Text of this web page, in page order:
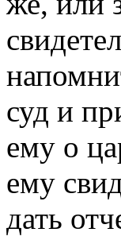
суд и
ему о
ему
дать